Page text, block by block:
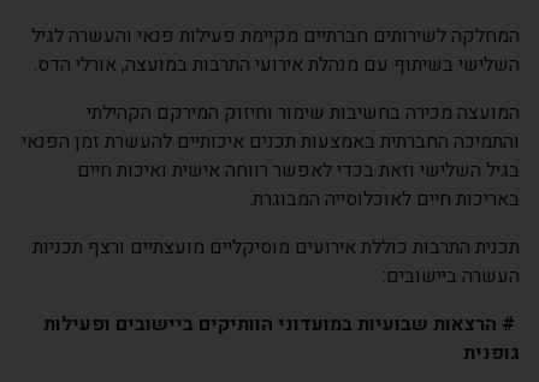
המחלקה לשירותים חברתיים מקיימת פעילות פנאי והעשרה לגיל
השלישי בשיתוף עם מנהלת אירועי התרבות במועצה, אורלי הדס.
המועצה מכירה בחשיבות שימור וחיזוק המירקם הקהילתי
והתמיכה החברתית באמצעות תכנים איכותיים להעשרת זמן הפנאי
בגיל השלישי וזאת בכדי לאפשר רווחה אישית ואיכות חיים
באריכות חיים לאוכלוסייה המבוגרת.
תכנית התרבות כוללת אירועים מוסיקליים מועצתיים ורצף תכניות
העשרה ביישובים:
# הרצאות שבועיות במועדוני הוותיקים ביישובים ופעילות
גופנית